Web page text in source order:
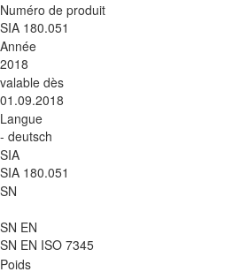
Numéro de produit
SIA 180.051
Année
2018
valable dès
01.09.2018
Langue
- deutsch
SIA
SIA 180.051
SN
SN EN
SN EN ISO 7345
Poids